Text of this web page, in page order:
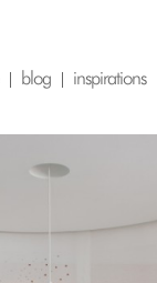
blog inspirations